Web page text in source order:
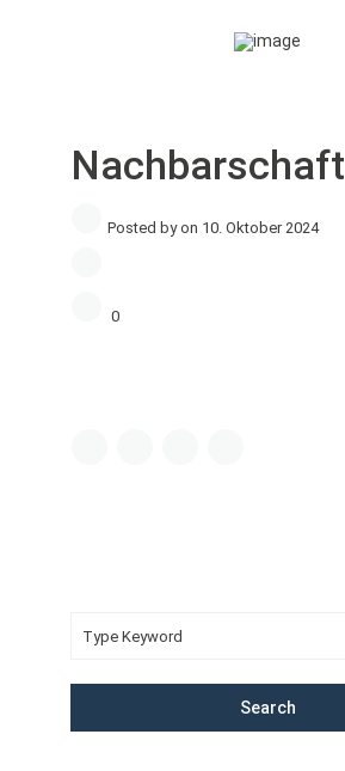
Nachbarschaft
Posted by on 10. Oktober 2024
0
Search